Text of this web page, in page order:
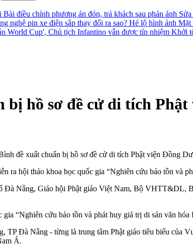
điều chỉnh phương án đón, trả khách sau phản ánh
nghệ pin xe điện sắp thay đổi ra sao? Hé lộ hình ảnh
World Cup', Chủ tịch Infantino vẫn được tín nhiệm Khởi
bị hồ sơ đề cử di tích
đề xuất chuẩn bị hồ sơ đề cử di tích Phật viện Đồng
ra hội thảo khoa học quốc gia “Nghiên cứu bảo tồn và
Đà Nẵng, Giáo hội Phật giáo Việt Nam, Bộ VHTT&DL,
gia “Nghiên cứu bảo tồn và phát huy giá trị di sản văn
TP Đà Nẵng - từng là trung tâm Phật giáo tiêu biểu của
Á.